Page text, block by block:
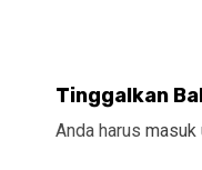
Tinggalkan
Anda harus masuk